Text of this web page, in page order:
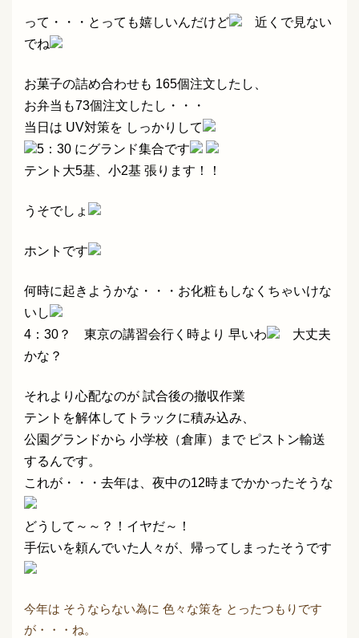
って・・・とっても嬉しいんだけど
近くで見ない
でね
お菓子の詰め合わせも 165個注文したし、
お弁当も73個注文したし・・・
当日は UV対策を しっかりして
5：30 にグランド集合です
テント大5基、小2基 張ります！！
うそでしょ
ホントです
何時に起きようかな・・・お化粧もしなくちゃいけな
いし
4：30？ 東京の講習会行く時より 早いわ
大丈夫
かな？
それより心配なのが 試合後の撤収作業
テントを解体してトラックに積み込み、
公園グランドから 小学校（倉庫）まで ピストン輸送
するんです。
これが・・・ 去年は、夜中の12時までかかったそうな
どうして～～？！イヤだ～！
手伝いを頼んでいた人々が、帰ってしまったそうです
今年は そうならない為に 色々な策を とったつもりです
が・・・ね。